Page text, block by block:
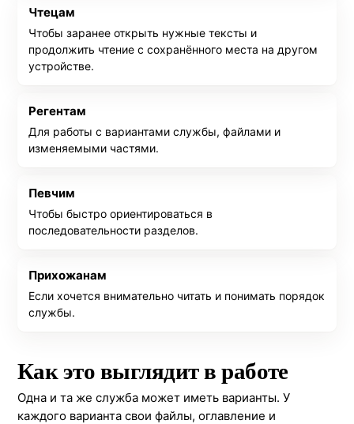
Чтецам
Чтобы заранее открыть нужные тексты и
продолжить чтение с сохранённого места на другом
устройстве.
Регентам
Для работы с вариантами службы, файлами и
изменяемыми частями.
Певчим
Чтобы быстро ориентироваться в
последовательности разделов.
Прихожанам
Если хочется внимательно читать и понимать порядок
службы.
Как это выглядит в работе
Одна и та же служба может иметь варианты. У
каждого варианта свои файлы, оглавление и